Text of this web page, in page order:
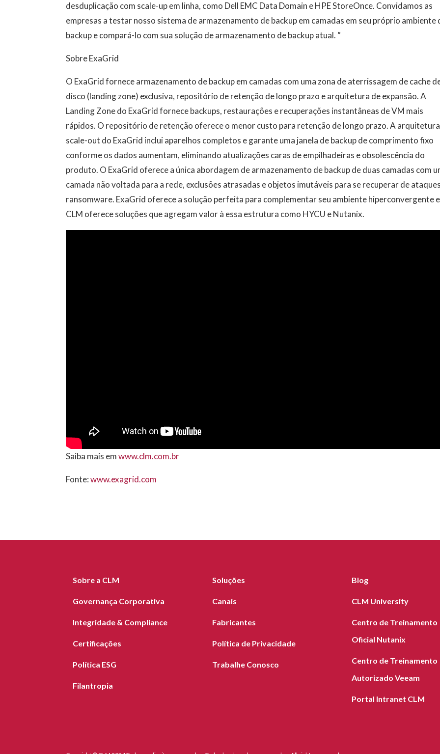
desduplicação com scale-up em linha, como Dell EMC Data Domain e HPE StoreOnce. Convidamos as
empresas a testar nosso sistema de armazenamento de backup em camadas em seu próprio ambiente
backup e compará-lo com sua solução de armazenamento de backup atual. ”
Sobre ExaGrid
O ExaGrid fornece armazenamento de backup em camadas com uma zona de aterrissagem de cache
disco (landing zone) exclusiva, repositório de retenção de longo prazo e arquitetura de expansão. A
Landing Zone do ExaGrid fornece backups, restaurações e recuperações instantâneas de VM mais
rápidos. O repositório de retenção oferece o menor custo para retenção de longo prazo. A arquitetura
scale-out do ExaGrid inclui aparelhos completos e garante uma janela de backup de comprimento fixo
conforme os dados aumentam, eliminando atualizações caras de empilhadeiras e obsolescência do
produto. O ExaGrid oferece a única abordagem de armazenamento de backup de duas camadas com
camada não voltada para a rede, exclusões atrasadas e objetos imutáveis ​​para se recuperar de
ransomware. ExaGrid oferece a solução perfeita para complementar seu ambiente hiperconvergente
CLM oferece soluções que agregam valor à essa estrutura como HYCU e Nutanix.
Saiba mais emwww.clm.com.br
Fonte:www.exagrid.com
Sobre a CLM
Governança Corporativa
Integridade & Compliance
Certificações
Política ESG
Filantropia
Soluções
Canais
Fabricantes
Política de Privacidade
Trabalhe Conosco
Blog
CLM University
Centro de Treinamento
Oficial Nutanix
Centro de Treinamento
Autorizado Veeam
Portal Intranet CLM